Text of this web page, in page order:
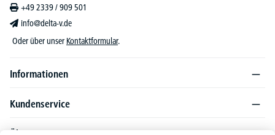
+49 2339 / 909 501
info@delta-v.de
Oder über unser Kontaktformular.
Informationen
Kundenservice